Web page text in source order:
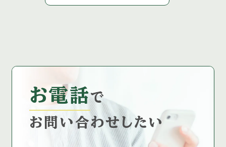
お電話で
お問い合わせしたい